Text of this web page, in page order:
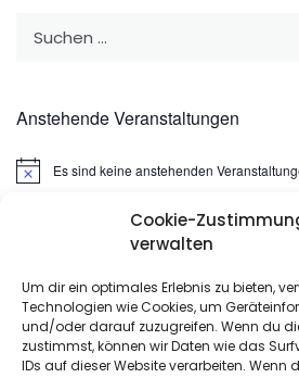
Cookie-
verwalten
Um dir ein optimales Erlebnis zu bieten,
Technologien wie Cookies, um
und/oder darauf zuzugreifen. Wenn du
zustimmst, können wir Daten wie das
IDs auf dieser Website verarbeiten. Wenn
Anstehende Veranstaltungen
HinweisEs sind keine anstehenden
META
Anmelden